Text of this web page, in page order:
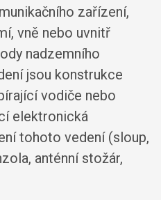
zařízení,
vně nebo uvnitř
nadzemního
jsou konstrukce
vodiče nebo
elektronická
tohoto vedení (sloup,
anténní stožár,